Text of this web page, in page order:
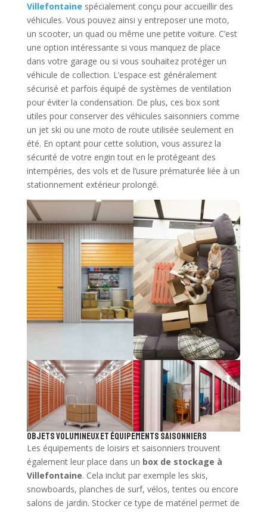
Villefontaine spécialement conçu pour accueillir des
véhicules. Vous pouvez ainsi y entreposer une moto,
un scooter, un quad ou même une petite voiture. C’est
une option intéressante si vous manquez de place
dans votre garage ou si vous souhaitez protéger un
véhicule de collection. L’espace est généralement
sécurisé et parfois équipé de systèmes de ventilation
pour éviter la condensation. De plus, ces box sont
utiles pour conserver des véhicules saisonniers comme
un jet ski ou une moto de route utilisée seulement en
été. En optant pour cette solution, vous assurez la
sécurité de votre engin tout en le protégeant des
intempéries, des vols et de l’usure prématurée liée à un
stationnement extérieur prolongé.
Objets volumineux et équipements saisonniers
Les équipements de loisirs et saisonniers trouvent
également leur place dans un box de stockage à
Villefontaine. Cela inclut par exemple les skis,
snowboards, planches de surf, vélos, tentes ou encore
salons de jardin. Stocker ce type de matériel permet de